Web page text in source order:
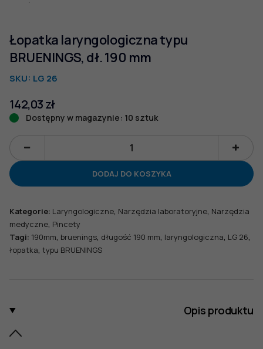
Łopatka laryngologiczna typu
BRUENINGS, dł. 190 mm
SKU: LG 26
142,03zł
Dostępny w magazynie: 10 sztuk
ilość
laryngologiczna
dł.
mm
DODAJ DO KOSZYKA
Kategorie: Laryngologiczne, Narzędzia laboratoryjne, Narzędzia
medyczne, Pincety
Tagi: 190mm, bruenings, długość 190 mm, laryngologiczna, LG 26,
łopatka, typu BRUENINGS
Opis produktu